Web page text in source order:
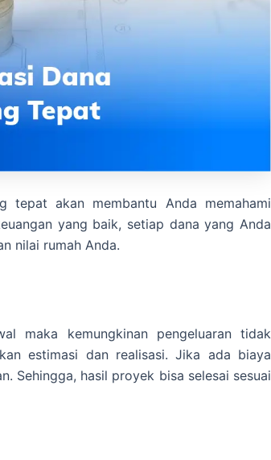
tepat akan membantu Anda memahami
yang baik, setiap dana yang Anda
nilai rumah Anda.
maka kemungkinan pengeluaran tidak
estimasi dan realisasi. Jika ada biaya
Sehingga, hasil proyek bisa selesai sesuai